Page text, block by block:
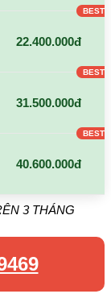
3 THÁNG
22.400.000đ
31.500.000đ
40.600.000đ